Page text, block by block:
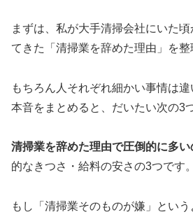
まずは、私が大手清掃会社にいた
てきた「清掃業を辞めた理由」を整
もちろん人それぞれ細かい事情は
本音をまとめると、だいたい次の3
清掃業を辞めた理由で圧倒的に多い
的なきつさ・給料の安さの3つです。
もし「清掃業そのものが嫌」とい